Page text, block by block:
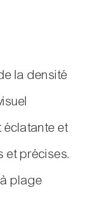
la densité
éclatante et
et précises.
plage